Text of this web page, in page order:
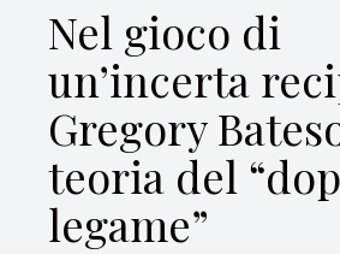
Nel gioco di
un’incerta
Gregory
teoria del
legame”